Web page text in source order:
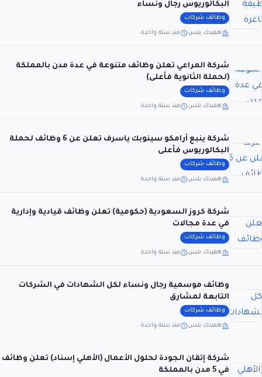
البكالوريوس رجال ونساء
وظائف شركات
هفيدك بلس منذ سنة واحدة
شركة المراعي تعلن وظائف متنوعة في عدة مدن بالمملكة
(لحملة الثانوية فأعلى)
وظائف شركات
هفيدك بلس منذ سنة واحدة
شركة ينبع أرامكو سينوبك ياسرف تعلن عن 6 وظائف لحملة
البكالوريوس فأعلى
وظائف شركات
هفيدك بلس منذ سنة واحدة
شركة كروز السعودية (حكومية) تعلن وظائف قيادية وإدارية
في عدة مجالات
وظائف شركات
هفيدك بلس منذ سنة واحدة
وظائف موسمية رجال ونساء لكل الشهادات في الشركات
التابعة لمشارق
وظائف شركات
هفيدك بلس منذ سنة واحدة
شركة إتقان الجودة لحلول الأعمال (الأهلي إسناد) تعلن وظائف
في 5 مدن بالمملكة